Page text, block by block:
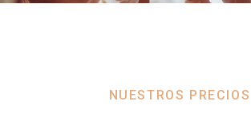
NUESTROS PRECIOS